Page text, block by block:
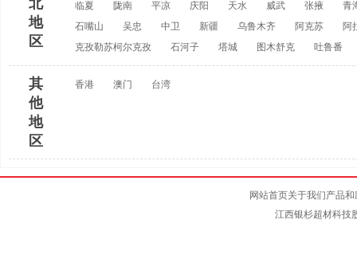
北
地
区
临夏
陇南 平凉 庆阳 天水 威武 张掖
青
石嘴山
吴忠 中卫 新疆 乌鲁木齐 阿克苏
阿
克孜勒苏柯尔克孜
石河子 塔城 图木舒克 吐鲁番
其
他
地
区
香港 澳门 台湾
网站首页关于我们产品和
江西银杉超材科技